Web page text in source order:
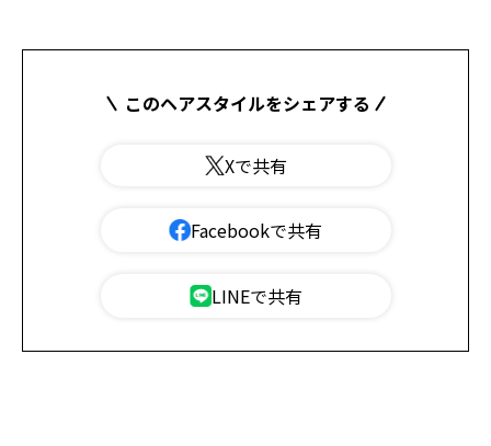
このヘアスタイルをシェアする
Xで共有
Facebookで共有
LINEで共有